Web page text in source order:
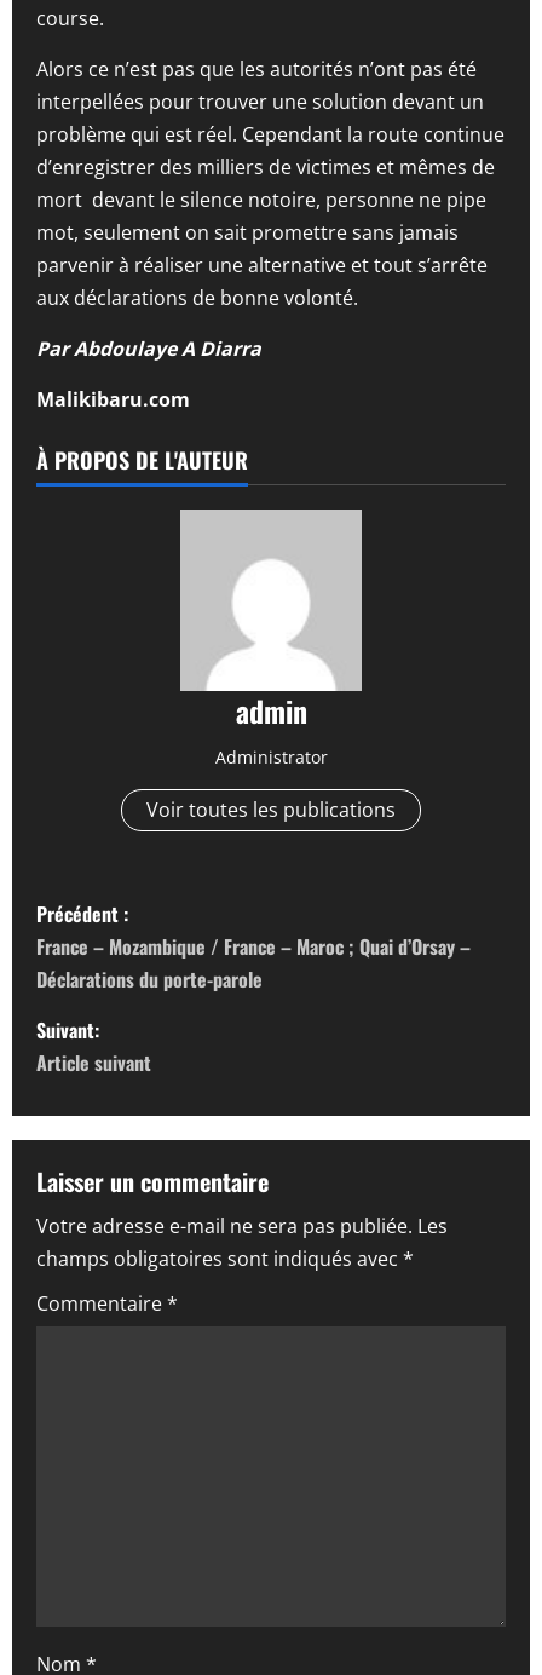
course.
Alors ce n’est pas que les autorités n’ont pas été
interpellées pour trouver une solution devant un
problème qui est réel. Cependant la route continue
d’enregistrer des milliers de victimes et mêmes de
mort devant le silence notoire, personne ne pipe
mot, seulement on sait promettre sans jamais
parvenir à réaliser une alternative et tout s’arrête
aux déclarations de bonne volonté.
Par Abdoulaye A Diarra
Malikibaru.com
À PROPOS DE L'AUTEUR
admin
Administrator
Voir toutes les publications
N
a
v
i
g
a
t
i
o
Précédent :
France – Mozambique / France – Maroc ; Quai d’Orsay –
Déclarations du porte-parole
Suivant:
Article suivant
Laisser un commentaire
Votre adresse e-mail ne sera pas publiée. Les
champs obligatoires sont indiqués avec *
Commentaire*
Nom *